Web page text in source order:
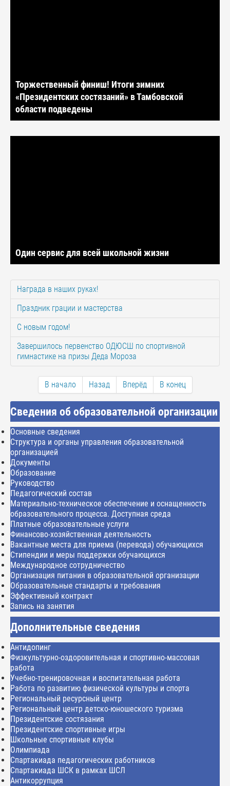
Торжественный финиш! Итоги зимних
«Президентских состязаний» в Тамбовской
области подведены
Один сервис для всей школьной жизни
Награда в наших руках!
Праздник грации и мастерства
С новым годом!
Завершилось первенство ОДЮСШ по спортивной
гимнастике на призы Деда Мороза
В начало Назад Вперёд В конец
Сведения об образовательной организации
Основные сведения
Структура и органы управления образовательной
организацией
Документы
Образование
Руководство
Педагогический состав
Материально-техническое обеспечение и оснащенность
образовательного процесса. Доступная среда
Платные образовательные услуги
Финансово-хозяйственная деятельность
Вакантные места для приема (перевода) обучающихся
Стипендии и меры поддержки обучающихся
Международное сотрудничество
Организация питания в образовательной организации
Образовательные стандарты и требования
Эффективный контракт
Запись на занятия
Дополнительные сведения
Антидопинг
Физкультурно-оздоровительная и спортивно-массовая
работа
Учебно-тренировочная и воспитательная работа
Работа по развитию физической культуры и спорта
Региональный ресурсный центр
Региональный центр детско-юношеского туризма
Президентские состязания
Президентские спортивные игры
Школьные спортивные клубы
Олимпиада
Спартакиада педагогических работников
Спартакиада ШСК в рамках ШСЛ
Антикоррупция